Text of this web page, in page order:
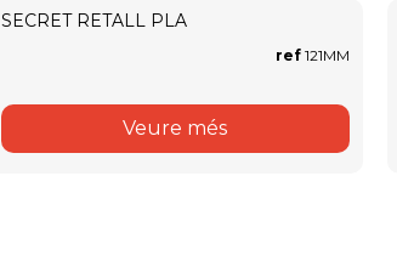
SECRET RETALL PLA
ref 121MM
Veure més